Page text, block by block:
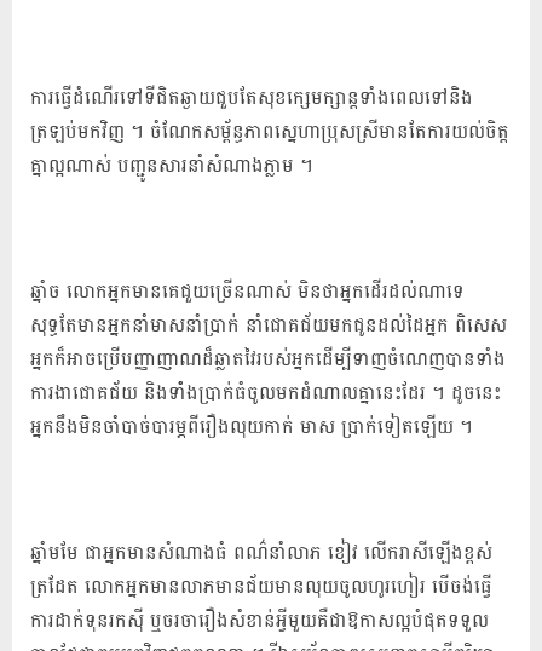
ការ​ធ្វើ​ដំណើរ​ទៅ​ទី​ជិត​ឆ្ងាយ​ជួប​តែ​សុខក្សេមក្សាន្ត​ទាំង​ពេល​ទៅ​និង​
ត្រឡប់​មក​វិញ ។ ចំណែក​សម្ព័ន្ធភាព​ស្នេហា​ប្រុស​ស្រី​មាន​តែ​ការ​យល់ចិត្ត​
គ្នា​ល្អ​ណាស់ បញ្ជូន​សារ​នាំ​សំណាង​ភ្លាម ។
ឆ្នាំច លោកអ្នក​មាន​គេ​ជួយ​ច្រើន​ណាស់ មិន​ថា​អ្នក​ដើរ​ដល់​ណា​ទេ
សុទ្ធតែ​មាន​អ្នក​នាំ​មាស​នាំ​ប្រាក់ នាំ​ជោគជ័យ​មក​ជូន​ដល់​ដៃ​អ្នក ពិសេស​
អ្នក​ក៏​អាច​ប្រើ​បញ្ញាញាណ​ដ៏​ឆ្លាត​វៃ​របស់​អ្នក​ដើម្បី​ទាញ​ចំណេញ​បាន​ទាំង​
ការងា​ជោគជ័យ និង​ទាំំ​ង​ប្រាក់​ធំ​ចូល​មក​ដំណាលគ្នា​នេះ​ដែរ ។ ដូចនេះ
អ្នក​នឹង​មិន​ចាំបាច់​បារម្ភ​ពី​រឿង​លុយកាក់ មាស ប្រាក់​ទៀត​ឡើយ ។
ឆ្នាំមមែ ជា​អ្នកមាន​សំណាង​ធំ ពណ៌​នាំ​លាភ ខៀវ លើករាសី​ឡើង​ខ្ពស់
ត្រដែត លោក​អ្នកមាន​លាភ​មាន​ជ័យ​មាន​លុយ​ចូល​ហូរហៀរ បើ​ចង់​ធ្វើ
ការ​ដាក់​ទុន​រកស៊ី ឬ​ចរចា​រឿង​សំខាន់​អ្វីមួយ​គឺជា​ឱកាសល្អ​បំផុត​ទទួល​